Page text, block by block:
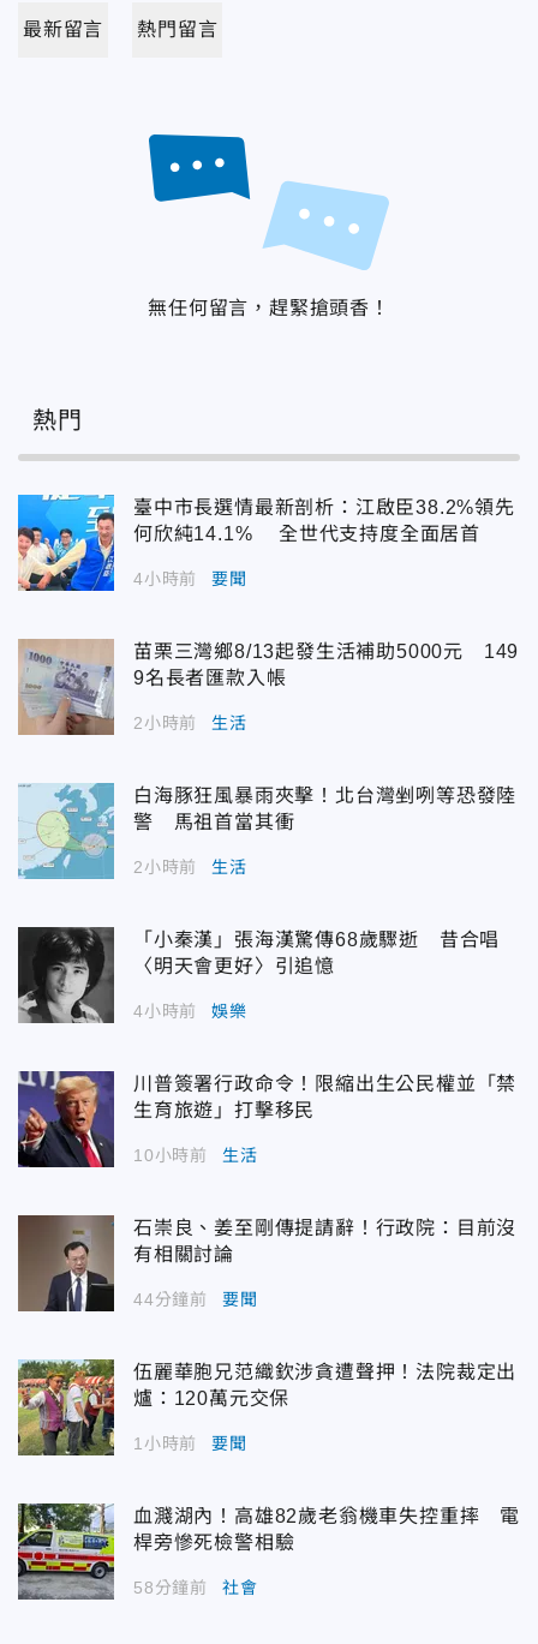
最新留言 熱門留言
無任何留言，趕緊搶頭香！
熱門
臺中市長選情最新剖析：江啟臣38.2%領先
何欣純14.1% 全世代支持度全面居首
4小時前 要聞
苗栗三灣鄉8/13起發生活補助5000元 149
9名長者匯款入帳
2小時前 生活
白海豚狂風暴雨夾擊！北台灣剉咧等恐發陸
警 馬祖首當其衝
2小時前 生活
「小秦漢」張海漢驚傳68歲驟逝 昔合唱
〈明天會更好〉引追憶
4小時前 娛樂
川普簽署行政命令！限縮出生公民權並「禁
生育旅遊」打擊移民
10小時前 生活
石崇良、姜至剛傳提請辭！行政院：目前沒
有相關討論
44分鐘前 要聞
伍麗華胞兄范織欽涉貪遭聲押！法院裁定出
爐：120萬元交保
1小時前 要聞
血濺湖內！高雄82歲老翁機車失控重摔 電
桿旁慘死檢警相驗
58分鐘前 社會